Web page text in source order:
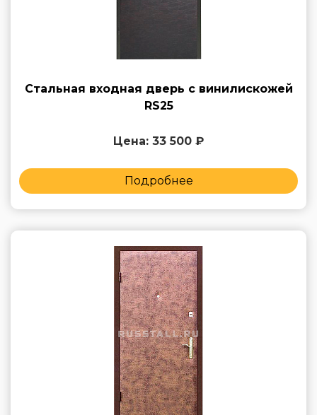
Стальная входная дверь с винилискожей
RS25
Цена: 33 500 ₽
Подробнее